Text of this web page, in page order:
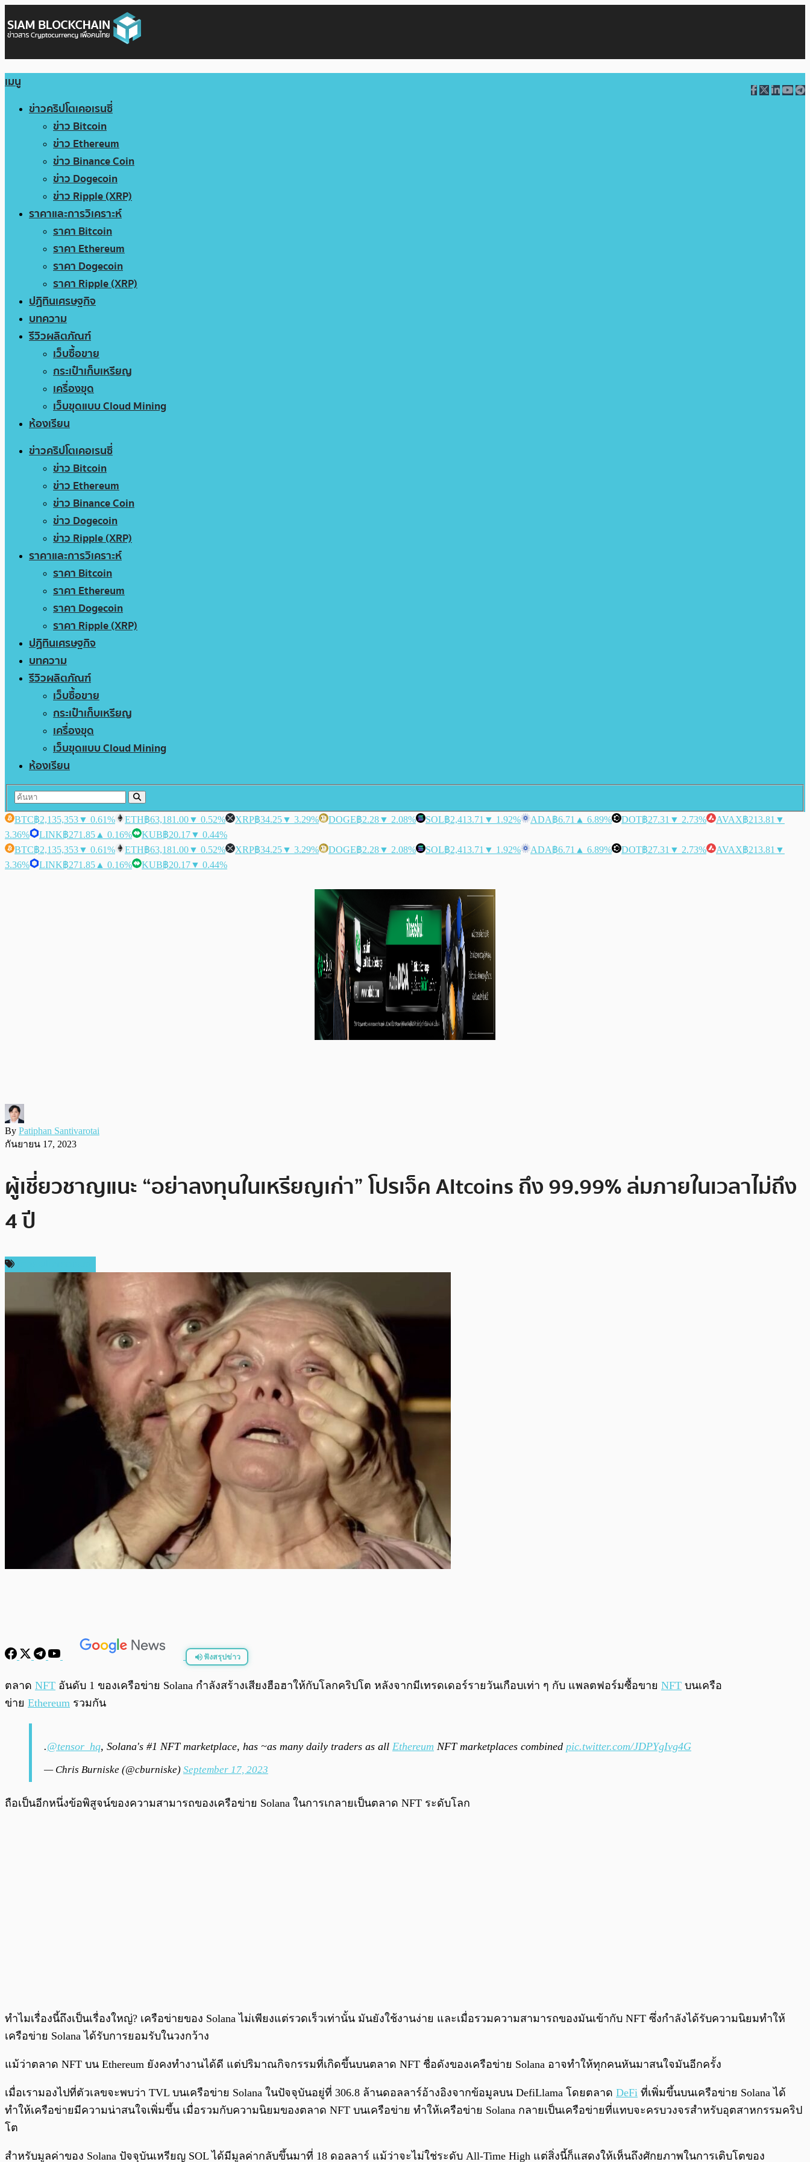
เมนู
ข่าวคริปโตเคอเรนซี่
ข่าว Bitcoin
ข่าว Ethereum
ข่าว Binance Coin
ข่าว Dogecoin
ข่าว Ripple (XRP)
ราคาและการวิเคราะห์
ราคา Bitcoin
ราคา Ethereum
ราคา Dogecoin
ราคา Ripple (XRP)
ปฏิทินเศรษฐกิจ
บทความ
รีวิวผลิตภัณฑ์
เว็บซื้อขาย
กระเป๋าเก็บเหรียญ
เครื่องขุด
เว็บขุดแบบ Cloud Mining
ห้องเรียน
ข่าวคริปโตเคอเรนซี่
ข่าว Bitcoin
ข่าว Ethereum
ข่าว Binance Coin
ข่าว Dogecoin
ข่าว Ripple (XRP)
ราคาและการวิเคราะห์
ราคา Bitcoin
ราคา Ethereum
ราคา Dogecoin
ราคา Ripple (XRP)
ปฏิทินเศรษฐกิจ
บทความ
รีวิวผลิตภัณฑ์
เว็บซื้อขาย
กระเป๋าเก็บเหรียญ
เครื่องขุด
เว็บขุดแบบ Cloud Mining
ห้องเรียน
BTC฿2,135,353▼ 0.61% ETH฿63,181.00▼ 0.52% XRP฿34.25▼ 3.29% DOGE฿2.28▼ 2.08% SOL฿2,413.71 ▼ 1.92% ADA฿6.71 ▲ 6.89% DOT฿27.31 ▼ 2.73% AVAX฿213.81 ▼
3.36%
LINK฿271.85 ▲ 0.16% KUB฿20.17▼ 0.44%
BTC฿2,135,353▼ 0.61% ETH฿63,181.00▼ 0.52% XRP฿34.25▼ 3.29% DOGE฿2.28▼ 2.08% SOL฿2,413.71 ▼ 1.92% ADA฿6.71 ▲ 6.89% DOT฿27.31 ▼ 2.73% AVAX฿213.81 ▼
3.36%
LINK฿271.85 ▲ 0.16% KUB฿20.17▼ 0.44%
By Patiphan Santivarotai
กันยายน 17, 2023
ผู้เชี่ยวชาญแนะ “อย่าลงทุนในเหรียญเก่า” โปรเจ็ค Altcoins ถึง 99.99% ล่มภายในเวลาไม่ถึง
4 ปี
ฟังสรุปข่าว
พร้อมเล่น
ตลาด NFT อันดับ 1 ของเครือข่าย Solana กำลังสร้างเสียงฮือฮาให้กับโลกคริปโต หลังจากมีเทรดเดอร์รายวันเกือบเท่า ๆ กับ แพลตฟอร์มซื้อขาย NFT บนเครือ
ข่าย Ethereum รวมกัน
.@tensor_hq, Solana's #1 NFT marketplace, has ~as many daily traders as all Ethereum NFT marketplaces combined pic.twitter.com/JDPYgIvg4G
— Chris Burniske (@cburniske) September 17, 2023
ถือเป็นอีกหนึ่งข้อพิสูจน์ของความสามารถของเครือข่าย Solana ในการเกลายเป็นตลาด NFT ระดับโลก
ทำไมเรื่องนี้ถึงเป็นเรื่องใหญ่? เครือข่ายของ Solana ไม่เพียงแต่รวดเร็วเท่านั้น มันยังใช้งานง่าย และเมื่อรวมความสามารถของมันเข้ากับ NFT ซึ่งกำลังได้รับความนิยมทำให้
เครือข่าย Solana ได้รับการยอมรับในวงกว้าง
แม้ว่าตลาด NFT บน Ethereum ยังคงทำงานได้ดี แต่ปริมาณกิจกรรมที่เกิดขึ้นบนตลาด NFT ชื่อดังของเครือข่าย Solana อาจทำให้ทุกคนหันมาสนใจมันอีกครั้ง
เมื่อเรามองไปที่ตัวเลขจะพบว่า TVL บนเครือข่าย Solana ในปัจจุบันอยู่ที่ 306.8 ล้านดอลลาร์อ้างอิงจากข้อมูลบน DefiLlama โดยตลาด DeFi ที่เพิ่มขึ้นบนเครือข่าย Solana ได้
ทำให้เครือข่ายมีความน่าสนใจเพิ่มขึ้น เมื่อรวมกับความนิยมของตลาด NFT บนเครือข่าย ทำให้เครือข่าย Solana กลายเป็นเครือข่ายที่แทบจะครบวงจรสำหรับอุตสาหกรรมคริป
โต
สำหรับมูลค่าของ Solana ปัจจุบันเหรียญ SOL ได้มีมูลค่ากลับขึ้นมาที่ 18 ดอลลาร์ แม้ว่าจะไม่ใช่ระดับ All-Time High แต่สิ่งนี้ก็แสดงให้เห็นถึงศักยภาพในการเติบโตของ